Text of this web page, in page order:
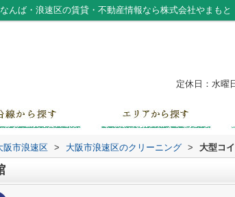
んば・浪速区の賃貸・不動産情報なら株式会社やまもと
定休日：水曜
阪市浪速区 > 大阪市浪速区のクリーニング > 大型コ